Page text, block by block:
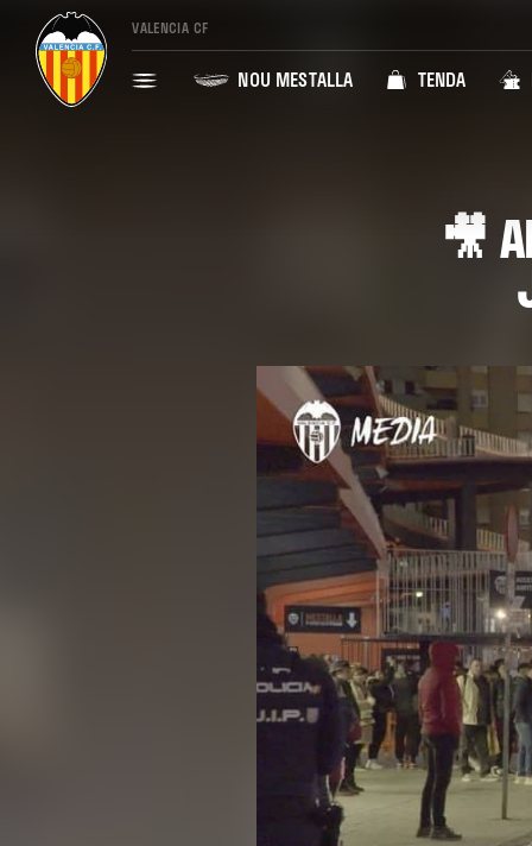
VALENCIA CF
NOU MESTALLA TENDA
🎥